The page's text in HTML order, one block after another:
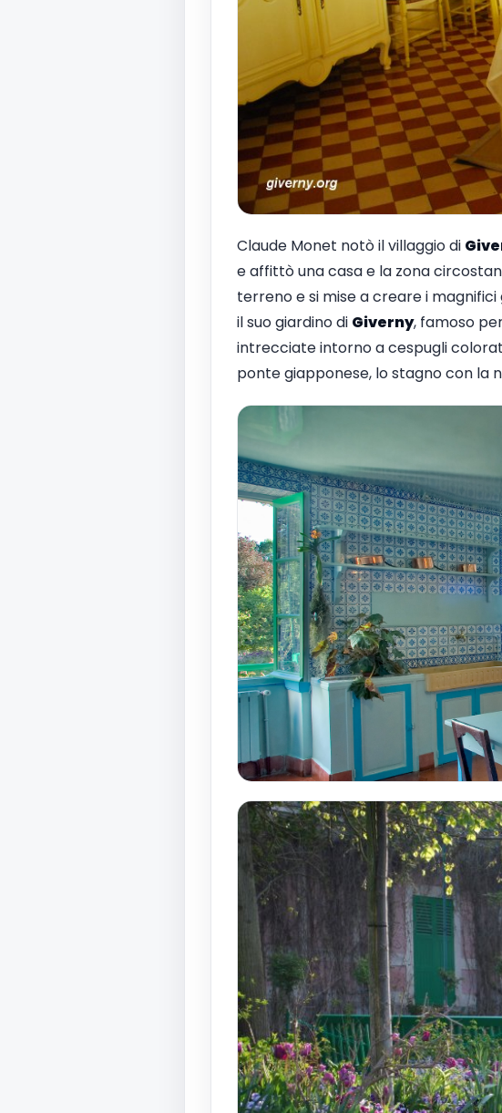
Claude Monet notò il villaggio di
e affittò una casa e la zona
terreno e si mise a creare i
il suo giardino di Giverny, famoso
intrecciate intorno a cespugli
ponte giapponese, lo stagno con la